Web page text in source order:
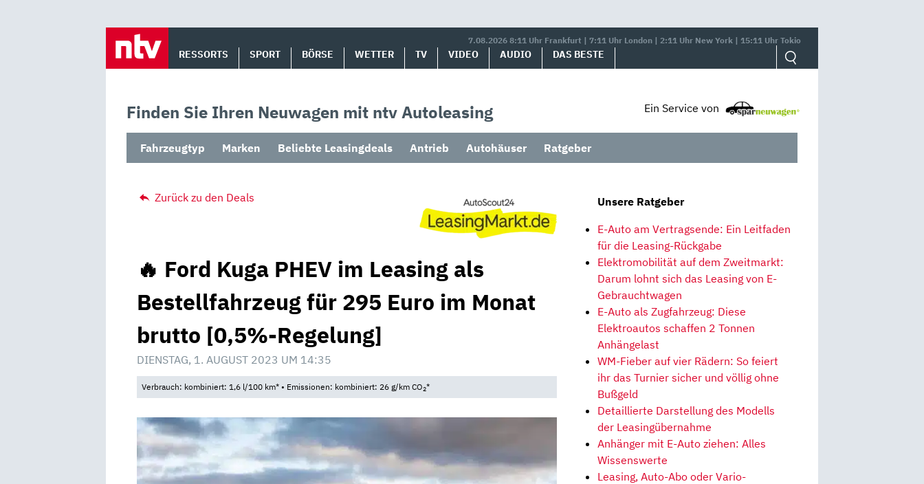
7.08.2026 8:11 Uhr Frankfurt | 7:11 Uhr London | 2:11 Uhr New York | 15:11 Uhr Tokio
RESSORTS SPORT BÖRSE WETTER TV VIDEO AUDIO DAS BESTE
Finden Sie Ihren Neuwagen mit ntv Autoleasing Ein Service von
Fahrzeugtyp Marken Beliebte Leasingdeals Antrieb Autohäuser Ratgeber
Zurück zu den Deals
🔥 Ford Kuga PHEV im Leasing als
Bestellfahrzeug für 295 Euro im Monat
brutto [0,5%-Regelung]
DIENSTAG, 1. AUGUST 2023 UM 14:35
Verbrauch: kombiniert: 1,6 l/100 km* • Emissionen: kombiniert: 26 g/km CO2*
Unsere Ratgeber
E-Auto am Vertragsende: Ein Leitfaden
für die Leasing-Rückgabe
Elektromobilität auf dem Zweitmarkt:
Darum lohnt sich das Leasing von E-
Gebrauchtwagen
E-Auto als Zugfahrzeug: Diese
Elektroautos schaffen 2 Tonnen
Anhängelast
WM-Fieber auf vier Rädern: So feiert
ihr das Turnier sicher und völlig ohne
Bußgeld
Detaillierte Darstellung des Modells
der Leasingübernahme
Anhänger mit E-Auto ziehen: Alles
Wissenswerte
Leasing, Auto-Abo oder Vario-